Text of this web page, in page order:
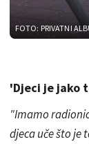
FOTO: PRIVATNI
'Djeci je jako
"Imamo
djeca uče što je